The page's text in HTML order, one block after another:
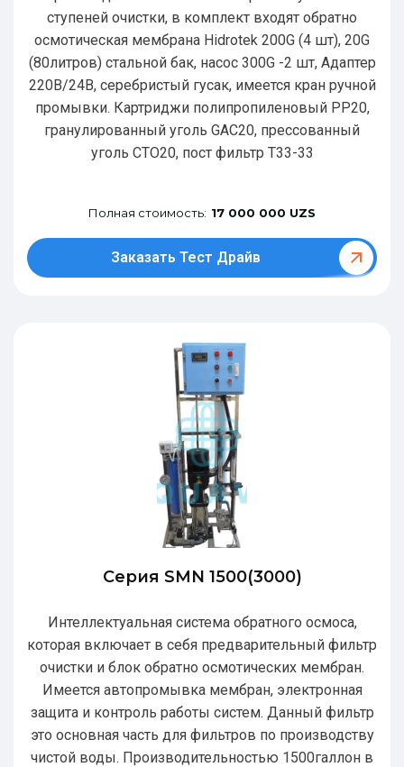
ступеней очистки, в комплект входят обратно
осмотическая мембрана Hidrotek 200G (4 шт), 20G
(80литров) стальной бак, насос 300G -2 шт, Адаптер
220В/24В, серебристый гусак, имеется кран ручной
промывки. Картриджи полипропиленовый РР20,
гранулированный уголь GAC20, прессованный
уголь CTO20, пост фильтр T33-33
Полная стоимость: 17 000 000 UZS
Заказать Тест Драйв
Серия SMN 1500(3000)
Интеллектуальная система обратного осмоса,
которая включает в себя предварительный фильтр
очистки и блок обратно осмотических мембран.
Имеется автопромывка мембран, электронная
защита и контроль работы систем. Данный фильтр
это основная часть для фильтров по производству
чистой воды. Производительностью 1500галлон в